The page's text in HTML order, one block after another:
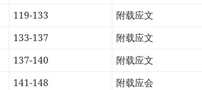
119-133
附载应文
133-137
附载应文
137-140
附载应文
141-148
附载应会